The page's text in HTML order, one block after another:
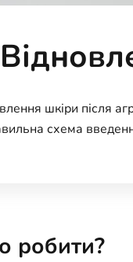
шкіри після
схема
робити?